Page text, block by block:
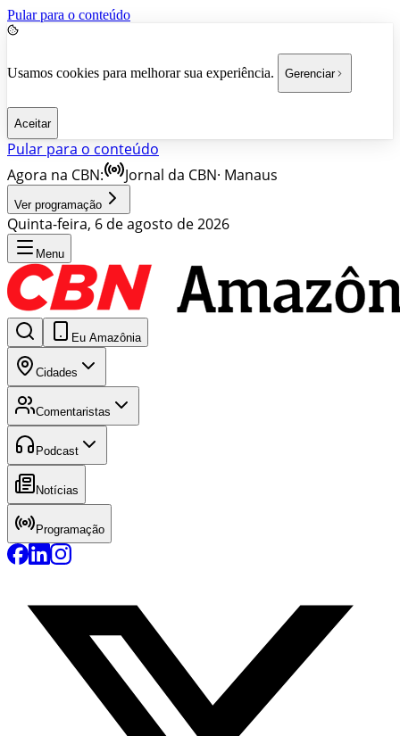
Pular para o conteúdo
Usamos cookies para melhorar sua experiência. Gerenciar
Aceitar
Pular para o conteúdo
Agora na CBN:
Jornal da CBN· Manaus
Ver programação
Quinta-feira, 6 de agosto de 2026
Menu
Eu Amazônia
Cidades
Comentaristas
Podcast
Notícias
Programação